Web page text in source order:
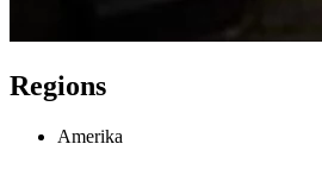
Regions
Amerika